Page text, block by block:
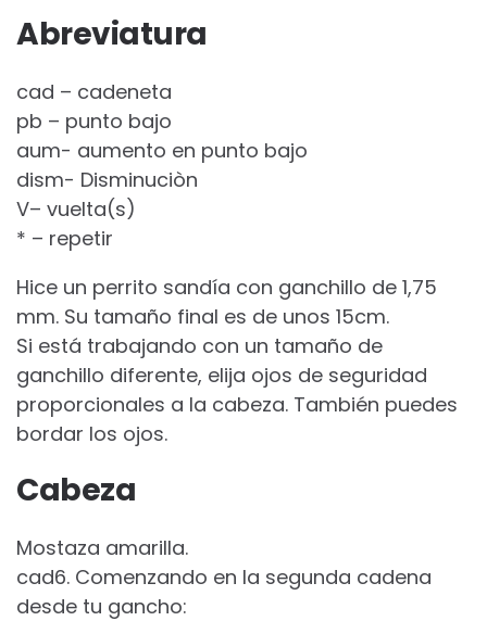
Abreviatura
cad – cadeneta
pb – punto bajo
aum- aumento en punto bajo
dism- Disminuciòn
V– vuelta(s)
* – repetir
Hice un perrito sandía con ganchillo de 1,75
mm. Su tamaño final es de unos 15cm.
Si está trabajando con un tamaño de
ganchillo diferente, elija ojos de seguridad
proporcionales a la cabeza. También puedes
bordar los ojos.
Cabeza
Mostaza amarilla.
cad6. Comenzando en la segunda cadena
desde tu gancho: